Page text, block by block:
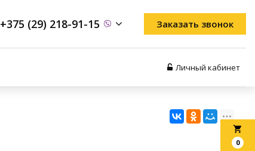
+375 (29) 218-91-15 Заказать звонок
Личный кабинет
local_grocery_store
0